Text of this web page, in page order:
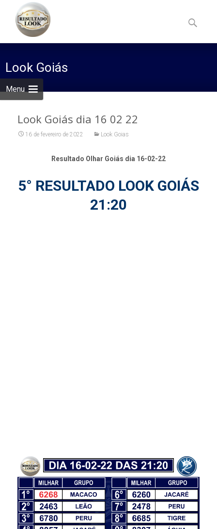
Menu
to
content
por:
Look Goiás
Look Goiás dia 16 02 22
16 de fevereiro de 2022 Look Goias
Resultado Olhar Goiás dia 16-02-22
5° RESULTADO LOOK GOIÁS
21:20